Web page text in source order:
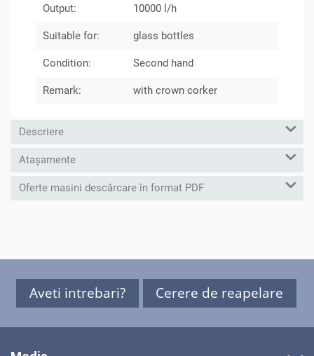
Output: 10000 l/h
Suitable for: glass bottles
Condition: Second hand
Remark: with crown corker
Descriere
Atașamente
Oferte masini descărcare în format PDF
Aveti intrebari? Cerere de reapelare